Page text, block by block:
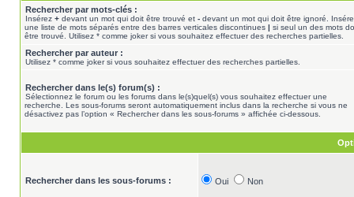
Rechercher par mots-clés :
Insérez + devant un mot qui doit être trouvé et - devant un mot qui doit être ignoré.
une liste de mots séparés entre des barres verticales discontinues | si seul un des mots
être trouvé. Utilisez * comme joker si vous souhaitez effectuer des recherches partielles.
Rechercher par auteur :
Utilisez * comme joker si vous souhaitez effectuer des recherches partielles.
Rechercher dans le(s) forum(s) :
Sélectionnez le forum ou les forums dans le(s)quel(s) vous souhaitez effectuer une
recherche. Les sous-forums seront automatiquement inclus dans la recherche si vous ne
désactivez pas l’option « Rechercher dans les sous-forums » affichée ci-dessous.
Rechercher dans les sous-forums : Oui Non